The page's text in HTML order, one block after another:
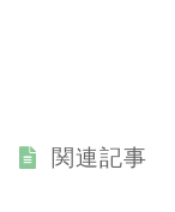
関連記事